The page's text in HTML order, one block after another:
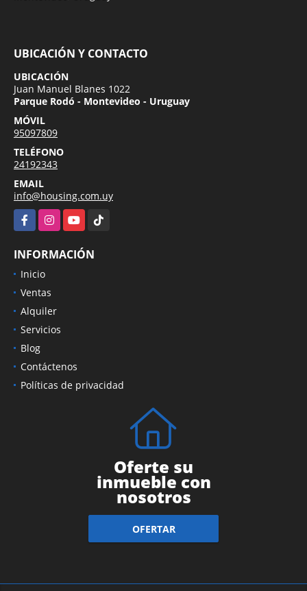
UBICACIÓN Y CONTACTO
UBICACIÓN
Juan Manuel Blanes 1022
Parque Rodó - Montevideo - Uruguay
MÓVIL
95097809
TELÉFONO
24192343
EMAIL
info@housing.com.uy
FacebookInstagramYouTubeTikTok
INFORMACIÓN
Inicio
Ventas
Alquiler
Servicios
Blog
Contáctenos
Políticas de privacidad
Oferte su
inmueble con
nosotros
OFERTAR